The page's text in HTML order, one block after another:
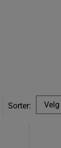
Sorter: